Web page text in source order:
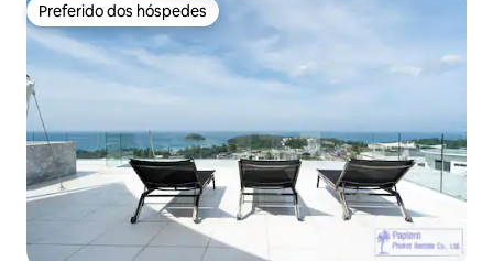
Preferido dos hóspedes
Preferido dos hóspedes